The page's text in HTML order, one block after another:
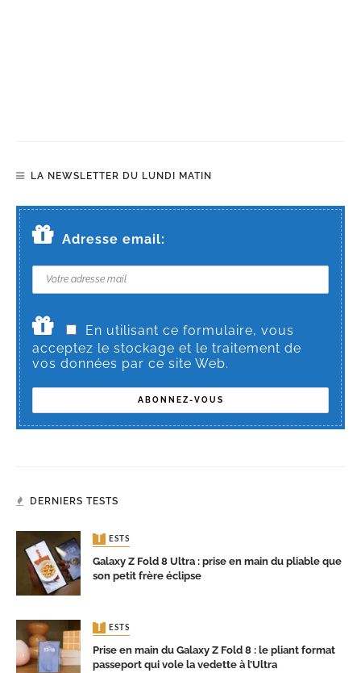
LA NEWSLETTER DU LUNDI MATIN
Adresse email:
En utilisant ce formulaire, vous
acceptez le stockage et le traitement de
vos données par ce site Web.
DERNIERS TESTS
TESTS
Galaxy Z Fold 8 Ultra : prise en main du pliable que
son petit frère éclipse
TESTS
Prise en main du Galaxy Z Fold 8 : le pliant format
passeport qui vole la vedette à l’Ultra